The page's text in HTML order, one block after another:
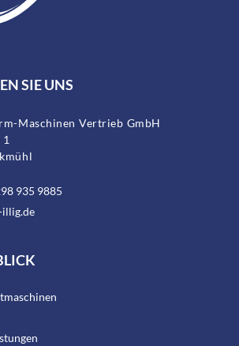
SIE UNS
Maschinen Vertrieb GmbH
935 9885